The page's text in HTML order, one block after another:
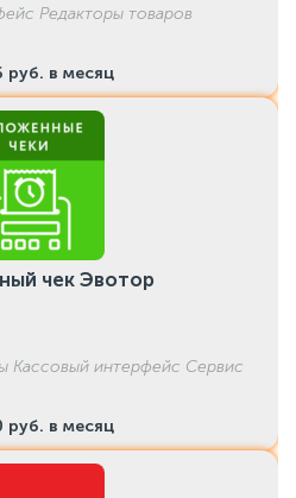
Редакторы товаров
руб. в месяц
чек Эвотор
Кассовый интерфейс Сервис
руб. в месяц